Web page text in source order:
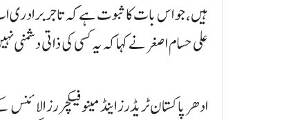
ہیں، جو اس بات کا ثبوت ہے کہ تاجر برادری
علی حسام اصغر نے کہا کہ یہ کسی کی ذاتی
ادھر پاکستان ٹریڈرز اینڈ مینوفیکچررز